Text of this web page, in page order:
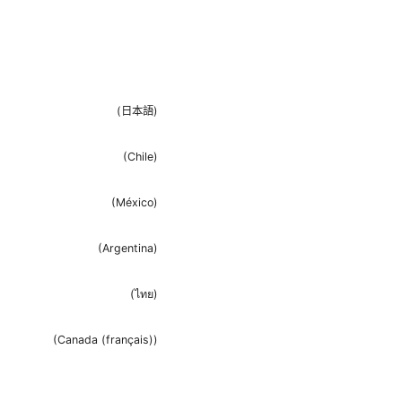
( 日本語)
(Chile)
(México)
(Argentina)
(ไทย)
(Canada (français))